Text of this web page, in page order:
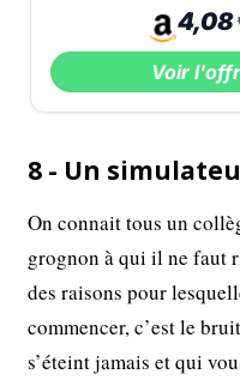
4,08
Voir
8 - Un
On connait tous un
grognon à qui il ne faut
des raisons pour
commencer, c’est le
s’éteint jamais et qui